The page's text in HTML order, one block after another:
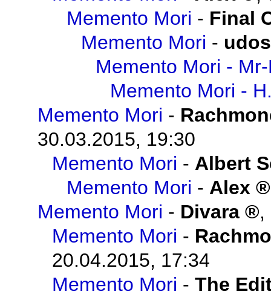
Memento Mori - Final
Memento Mori -
Memento Mori -
Memento Mori -
Memento Mori -
30.03.2015, 19:30
Memento Mori - Albert
Memento Mori - Alex
Memento Mori - Divara ,
Memento Mori -
20.04.2015, 17:34
Memento Mori - The